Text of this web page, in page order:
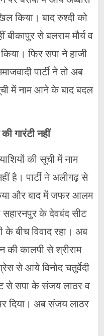
किया। बाद रुश्दी को
बीकापुर से बलराम मौर्य व
फिर सपा ने हाजी
पार्टी ने तो अब
में नाम आने के बाद बदल
गारंटी नहीं
की सूची में नाम
है। पार्टी ने अलीगढ़ से
और बाद में जफर आलम
सहारनपुर के देवबंद सीट
के बीच विवाद रहा। अब
की कालपी से श्रीराम
से आये विनोद चतुर्वेदी
से सपा के संजय लाठर व
भर दिया। अब संजय लाठर